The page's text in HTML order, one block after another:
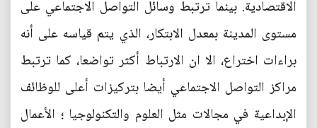
الاقتصادية. بينما ترتبط وسائل التواصل الاجتماعي على
مستوى المدينة بمعدل الابتكار، الذي يتم قياسه على أنه
براءات اختراع، الا ان الارتباط أكثر تواضعا، كما ترتبط
مراكز التواصل الاجتماعي أيضا بتركيزات أعلى للوظائف
الإبداعية في مجالات مثل العلوم والتكنولوجيا ؛ الأعمال